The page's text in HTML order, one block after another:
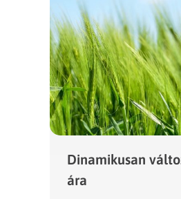
Dinamikusan
ára